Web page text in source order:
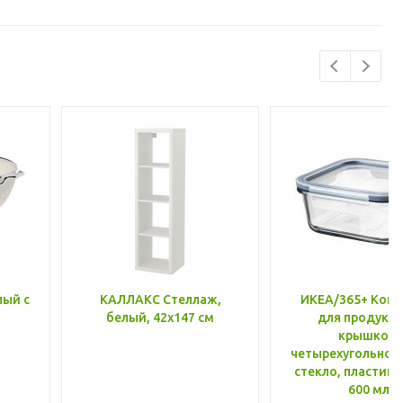
с
КАЛЛАКС Стеллаж,
белый, 42x147 см
ИКЕА/365+
для
крышкой,
стекло, пластик
600 мл